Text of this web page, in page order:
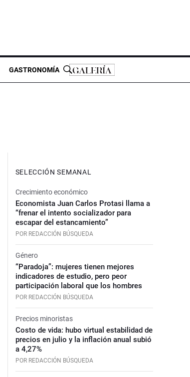
GASTRONOMÍA
SELECCIÓN SEMANAL
Crecimiento económico
Economista Juan Carlos Protasi llama a
“frenar el intento socializador para
escapar del estancamiento”
POR REDACCIÓN BÚSQUEDA
Género
“Paradoja”: mujeres tienen mejores
indicadores de estudio, pero peor
participación laboral que los hombres
POR REDACCIÓN BÚSQUEDA
Precios minoristas
Costo de vida: hubo virtual estabilidad de
precios en julio y la inflación anual subió
a 4,27%
POR REDACCIÓN BÚSQUEDA